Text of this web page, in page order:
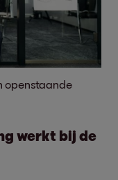
openstaande
werkt bij de